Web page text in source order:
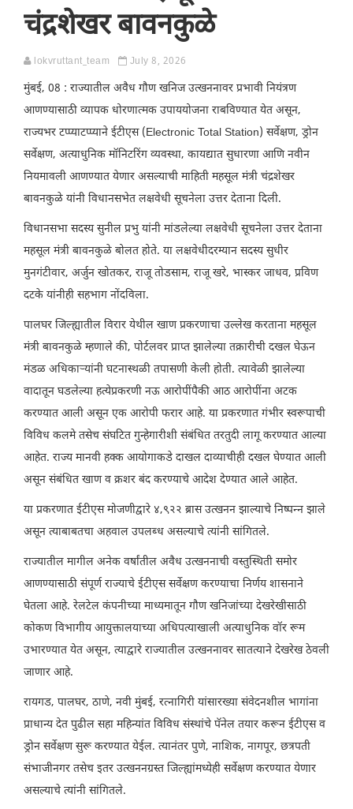
चंद्रशेखर बावनकुळे
lokvruttant_team July 8, 2026
मुंबई, 08 : राज्यातील अवैध गौण खनिज उत्खननावर प्रभावी नियंत्रण
आणण्यासाठी व्यापक धोरणात्मक उपाययोजना राबविण्यात येत असून,
राज्यभर टप्प्याटप्प्याने ईटीएस (Electronic Total Station) सर्वेक्षण, ड्रोन
सर्वेक्षण, अत्याधुनिक मॉनिटरिंग व्यवस्था, कायद्यात सुधारणा आणि नवीन
नियमावली आणण्यात येणार असल्याची माहिती महसूल मंत्री चंद्रशेखर
बावनकुळे यांनी विधानसभेत लक्षवेधी सूचनेला उत्तर देताना दिली.
विधानसभा सदस्य सुनील प्रभु यांनी मांडलेल्या लक्षवेधी सूचनेला उत्तर देताना
महसूल मंत्री बावनकुळे बोलत होते. या लक्षवेधीदरम्यान सदस्य सुधीर
मुनगंटीवार, अर्जुन खोतकर, राजू तोडसाम, राजू खरे, भास्कर जाधव, प्रविण
दटके यांनीही सहभाग नोंदविला.
पालघर जिल्ह्यातील विरार येथील खाण प्रकरणाचा उल्लेख करताना महसूल
मंत्री बावनकुळे म्हणाले की, पोर्टलवर प्राप्त झालेल्या तक्रारीची दखल घेऊन
मंडळ अधिकाऱ्यांनी घटनास्थळी तपासणी केली होती. त्यावेळी झालेल्या
वादातून घडलेल्या हत्येप्रकरणी नऊ आरोपींपैकी आठ आरोपींना अटक
करण्यात आली असून एक आरोपी फरार आहे. या प्रकरणात गंभीर स्वरूपाची
विविध कलमे तसेच संघटित गुन्हेगारीशी संबंधित तरतुदी लागू करण्यात आल्या
आहेत. राज्य मानवी हक्क आयोगाकडे दाखल दाव्याचीही दखल घेण्यात आली
असून संबंधित खाण व क्रशर बंद करण्याचे आदेश देण्यात आले आहेत.
या प्रकरणात ईटीएस मोजणीद्वारे ४,९२२ ब्रास उत्खनन झाल्याचे निष्पन्न झाले
असून त्याबाबतचा अहवाल उपलब्ध असल्याचे त्यांनी सांगितले.
राज्यातील मागील अनेक वर्षांतील अवैध उत्खननाची वस्तुस्थिती समोर
आणण्यासाठी संपूर्ण राज्याचे ईटीएस सर्वेक्षण करण्याचा निर्णय शासनाने
घेतला आहे. रेलटेल कंपनीच्या माध्यमातून गौण खनिजांच्या देखरेखीसाठी
कोकण विभागीय आयुक्तालयाच्या अधिपत्याखाली अत्याधुनिक वॉर रूम
उभारण्यात येत असून, त्याद्वारे राज्यातील उत्खननावर सातत्याने देखरेख ठेवली
जाणार आहे.
रायगड, पालघर, ठाणे, नवी मुंबई, रत्नागिरी यांसारख्या संवेदनशील भागांना
प्राधान्य देत पुढील सहा महिन्यांत विविध संस्थांचे पॅनेल तयार करून ईटीएस व
ड्रोन सर्वेक्षण सुरू करण्यात येईल. त्यानंतर पुणे, नाशिक, नागपूर, छत्रपती
संभाजीनगर तसेच इतर उत्खननग्रस्त जिल्ह्यांमध्येही सर्वेक्षण करण्यात येणार
असल्याचे त्यांनी सांगितले.